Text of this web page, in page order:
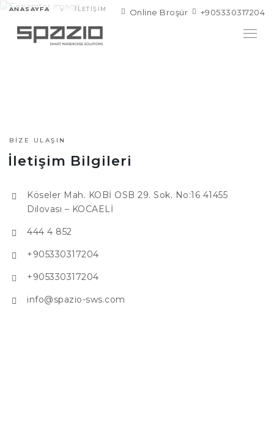
Online Broşür +905330317204
ANASAYFA İLETIŞIM
BIZE ULAŞIN
İletişim Bilgileri
Köseler Mah. KOBİ OSB 29. Sok. No:16 41455
Dilovası – KOCAELİ
444 4 852
+905330317204
+905330317204
info@spazio-sws.com